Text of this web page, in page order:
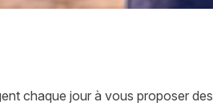
chaque jour à vous proposer des